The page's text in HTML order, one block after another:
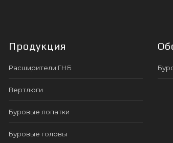
Продукция
Расширители ГНБ
Вертлюги
Буровые лопатки
Буровые головы